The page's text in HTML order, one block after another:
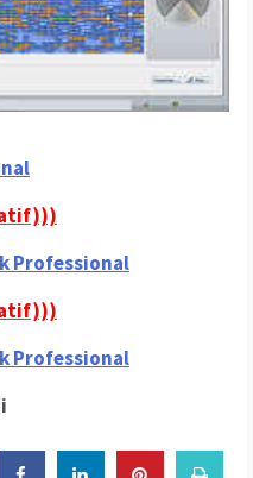
Professional
Professional